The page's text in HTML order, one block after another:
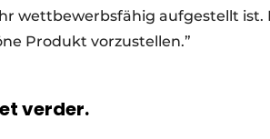
wettbewerbsfähig aufgestellt
Produkt vorzustellen.”
verder.